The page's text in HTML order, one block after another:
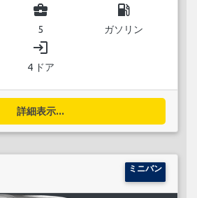
business_center
5
local_gas_station
ガソリン
login
4 ドア
詳細表示...
ミニバン